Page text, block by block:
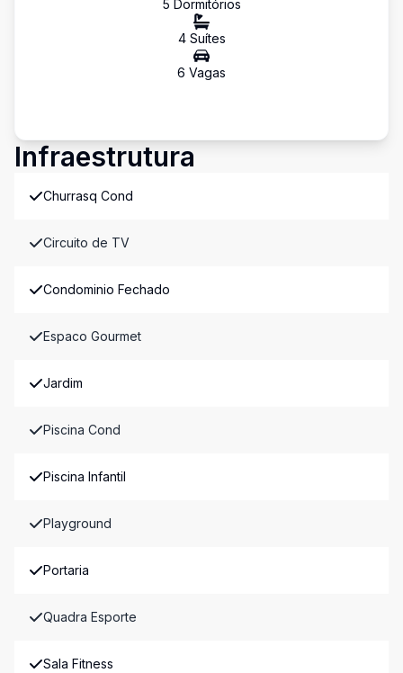
5 Dormitórios
4Suítes
6 Vagas
Infraestrutura
Churrasq Cond
Circuito de TV
Condominio Fechado
Espaco Gourmet
Jardim
Piscina Cond
Piscina Infantil
Playground
Portaria
Quadra Esporte
Sala Fitness